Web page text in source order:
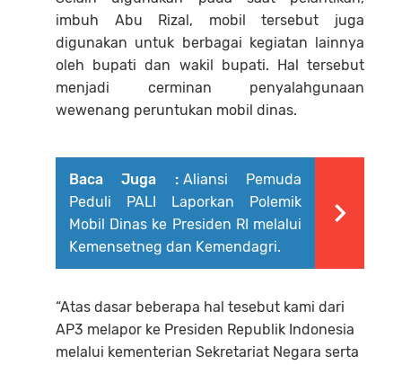
imbuh Abu Rizal, mobil tersebut juga
digunakan untuk berbagai kegiatan lainnya
oleh bupati dan wakil bupati. Hal tersebut
menjadi cerminan penyalahgunaan
wewenang peruntukan mobil dinas.
Baca Juga : Aliansi Pemuda
Peduli PALI Laporkan Polemik
Mobil Dinas ke Presiden RI melalui
Kemensetneg dan Kemendagri.
“Atas dasar beberapa hal tesebut kami dari
AP3 melapor ke Presiden Republik Indonesia
melalui kementerian Sekretariat Negara serta